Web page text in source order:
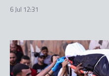
6 Jul 12:31